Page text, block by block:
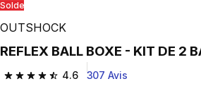
Solde
OUTSHOCK
REFLEX BALL BOXE - KIT DE 2
4.6
4.6 out of 5 stars from 307 reviews
307 Avis